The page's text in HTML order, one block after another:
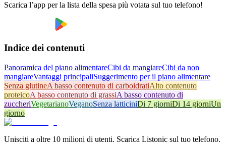
Scarica l’app per la lista della spesa più votata sul tuo telefono!
Indice dei contenuti
Panoramica del piano alimentareCibi da mangiareCibi da non
mangiareVantaggi principaliSuggerimento per il piano alimentare
Senza glutineA basso contenuto di carboidratiAlto contenuto
proteicoA basso contenuto di grassiA basso contenuto di
zuccheriVegetarianoVeganoSenza latticiniDi 7 giorniDi 14 giorniUn
giorno
Unisciti a oltre 10 milioni di utenti. Scarica Listonic sul tuo telefono.